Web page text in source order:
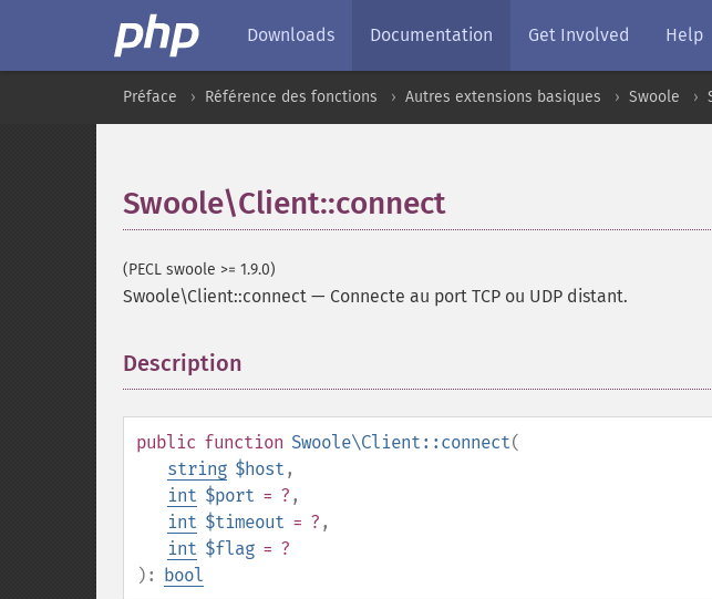
Downloads Documentation Get Involved Help
Préface Référence des fonctions Autres extensions basiques Swoole
Swoole\Client::connect
(PECL swoole >= 1.9.0)
Swoole\Client::connect — Connecte au port TCP ou UDP distant.
Description
public function Swoole\Client::connect(
string $host ,
int $port = ? ,
int $timeout = ? ,
int $flag = ?
): bool